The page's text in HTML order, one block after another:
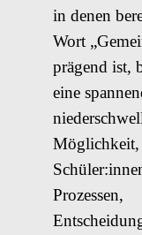
in denen
Wort
prägend ist,
eine
Möglichkeit,
Prozessen,